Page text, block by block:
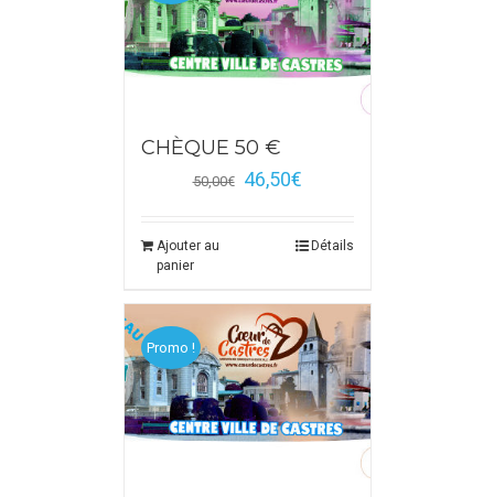
CHÈQUE 50 €
50,00€ 46,50€
Ajouter au
panier
Détails
Promo !